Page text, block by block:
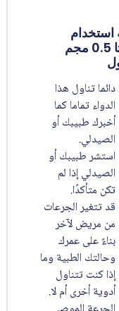
استخدام
دوستا 0.5 مجم
دائما تناول هذا
الدواء تماما كما
أخبرك طبيبك أو
الصيدلي.
استشر طبيبك أو
الصيدلي إذا لم
تكن متأكدًا.
قد تتغير الجرعات
من مريض لآخر
بناءً على عمرك
وحالتك الطبية وما
إذا كنت تتناول
أدوية أخرى أم لا.